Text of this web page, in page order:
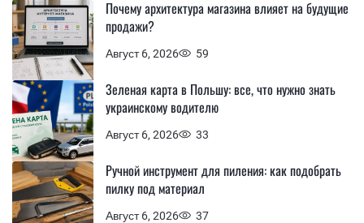
Август 6, 2026 59
Почему архитектура магазина влияет на будущие
продажи?
Август 6, 2026 33
Зеленая карта в Польшу: все, что нужно знать
украинскому водителю
Август 6, 2026 37
Ручной инструмент для пиления: как подобрать
пилку под материал